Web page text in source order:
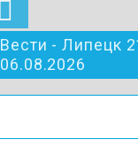
Вести - Липецк
06.08.2026